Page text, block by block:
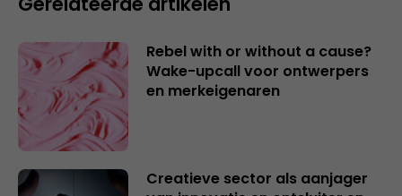
Rebel with or without a cause?
Wake-upcall voor ontwerpers
en merkeigenaren
Creatieve sector als aanjager